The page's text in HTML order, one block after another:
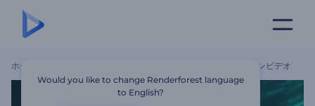
ホーム グローバルテックサミットのプロモーションビデオ
Would you like to change Renderforest language
to English?